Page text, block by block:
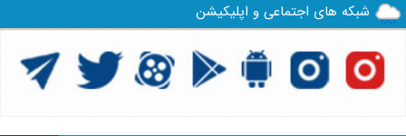
شبکه های اجتماعی و اپلیکیشن